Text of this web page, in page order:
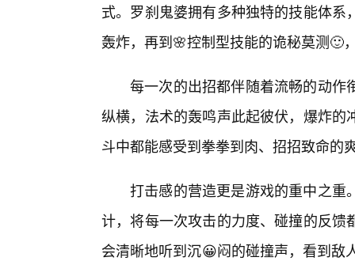
式。罗刹鬼婆拥有多种独特的技能体
轰炸，再到🌸控制型技能的诡秘莫测🙂
每一次的出招都伴随着流畅的动作
纵横，法术的轰鸣声此起彼伏，爆炸
斗中都能感受到拳拳到肉、招招致命的
打击感的营造更是游戏的重中之重
计，将每一次攻击的力度、碰撞的反
会清晰地听到沉😀闷的碰撞声，看到